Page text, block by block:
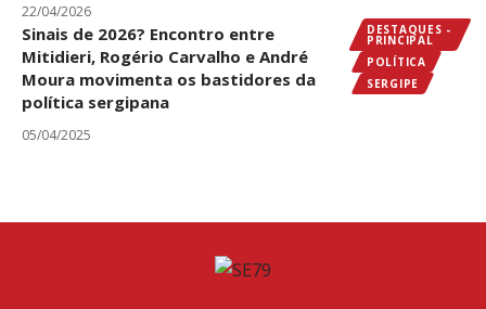
22/04/2026
DESTAQUES -
PRINCIPAL
POLÍTICA
SERGIPE
Sinais de 2026? Encontro entre
Mitidieri, Rogério Carvalho e André
Moura movimenta os bastidores da
política sergipana
05/04/2025